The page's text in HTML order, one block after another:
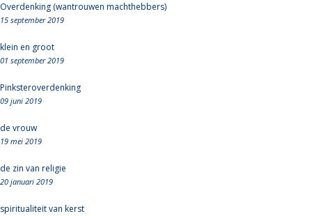
Overdenking (wantrouwen machthebbers)
15 september 2019
klein en groot
01 september 2019
Pinksteroverdenking
09 juni 2019
de vrouw
19 mei 2019
de zin van religie
20 januari 2019
spiritualiteit van kerst